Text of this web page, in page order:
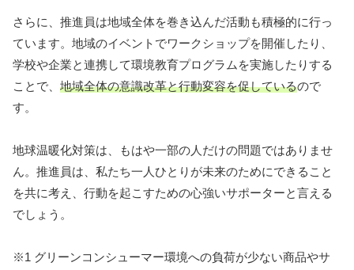
さらに、推進員は地域全体を巻き込んだ活動も積極的に行っ
ています。地域のイベントでワークショップを開催したり、
学校や企業と連携して環境教育プログラムを実施したりする
ことで、 地域全体の意識改革と行動変容を促しているので
す。
地球温暖化対策は、もはや一部の人だけの問題ではありませ
ん。推進員は、私たち一人ひとりが未来のためにできること
を共に考え、行動を起こすための心強いサポーターと言える
でしょう。
※1 グリーンコンシューマー環境への負荷が少ない商品やサ